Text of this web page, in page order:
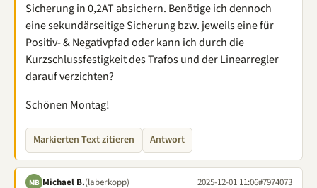
Sicherung in 0,2AT absichern. Benötige ich dennoch
eine sekundärseitige Sicherung bzw. jeweils eine für
Positiv- & Negativpfad oder kann ich durch die
Kurzschlussfestigkeit des Trafos und der Linearregler
darauf verzichten?
Schönen Montag!
Markierten Text zitieren Antwort
MB Michael B.(laberkopp) 2025-12-01 11:06#7974073